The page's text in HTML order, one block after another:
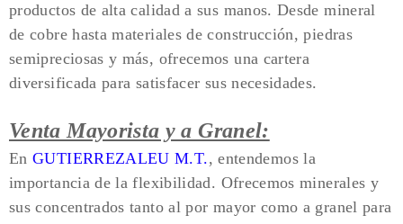
productos de alta calidad a sus manos. Desde mineral
de cobre hasta materiales de construcción, piedras
semipreciosas y más, ofrecemos una cartera
diversificada para satisfacer sus necesidades.
Venta Mayorista y a Granel:
EnGUTIERREZALEU M.T., entendemos la
importancia de la flexibilidad. Ofrecemos minerales y
sus concentrados tanto al por mayor como a granel para